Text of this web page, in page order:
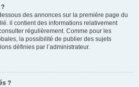
des annonces sur la première page du
il contient des informations relativement
régulièrement. Comme pour les
la possibilité de publier des sujets
définies par l’administrateur.
?